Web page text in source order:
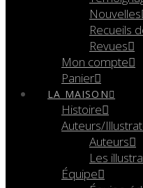
Nouvelles
Recueils
Revues
Mon compte
Panier
LA MAISON
Histoire
Auteurs/
Auteurs
Les
Équipe